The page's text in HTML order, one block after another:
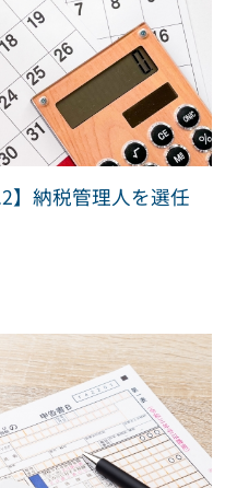
】納税管理人を選任